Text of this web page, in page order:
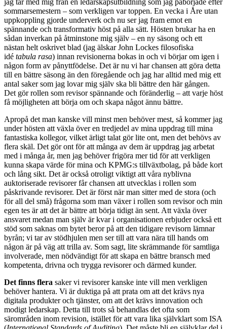
sommarsemestern – som verkligen var toppen. En vecka i Åre utan
uppkoppling gjorde underverk och nu ser jag fram emot en
spännande och transformativ höst på alla sätt. Hösten brukar ha en
sådan inverkan på åtminstone mig själv – en ny säsong och ett
nästan helt oskrivet blad (jag älskar John Lockes filosofiska
idé tabula rasa) innan revisionerna bokas in och vi börjar om igen i
någon form av pånyttfödelse. Det är nu vi har chansen att göra detta
till en bättre säsong än den föregående och jag har alltid med mig ett
antal saker som jag lovar mig själv ska bli bättre den här gången.
Det gör rollen som revisor spännande och föränderlig – att varje höst
få möjligheten att börja om och skapa något ännu bättre.
Apropå det man kanske vill minst men behöver mest, så kommer jag
under hösten att växla över en tredjedel av mina uppdrag till mina
fantastiska kollegor, vilket ärligt talat gör lite ont, men det behövs av
flera skäl. Det gör ont för att många av dem är uppdrag jag arbetat
med i många år, men jag behöver frigöra mer tid för att verkligen
kunna skapa värde för mina och KPMG:s tillväxtbolag, på både kort
och lång sikt. Det är också otroligt viktigt att våra nyblivna
auktoriserade revisorer får chansen att utvecklas i rollen som
påskrivande revisorer. Det är först när man sitter med de stora (och
för all del små) frågorna som man växer i rollen som revisor och min
egen tes är att det är bättre att börja tidigt än sent. Att växla över
ansvaret medan man själv är kvar i organisationen erbjuder också ett
stöd som saknas om bytet beror på att den tidigare revisorn lämnar
byrån; vi tar av stödhjulen men ser till att vara nära till hands om
någon är på väg att trilla av. Som sagt, lite skrämmande för samtliga
involverade, men nödvändigt för att skapa en bättre bransch med
kompetenta, drivna och trygga revisorer och därmed kunder.
Det finns flera saker vi revisorer kanske inte vill men verkligen
behöver hantera. Vi är duktiga på att prata om att det krävs nya
digitala produkter och tjänster, om att det krävs innovation och
modigt ledarskap. Detta till trots så behandlas det ofta som
särområden inom revision, istället för att vara lika självklart som ISA